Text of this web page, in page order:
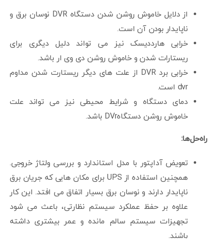
از دلایل خاموش روشن شدن دستگاه DVR نوسان برق و
ناپایدار بودن آن است.
خرابی هارددیسک نیز می تواند دلیل دیگری برای
ریستارات شدن و خاموش روشن دی وی ار باشد.
خرابی برد DVR از علت های دیگر ریستارت شدن مداوم
dvr است.
دمای دستگاه و شرایط محیطی نیز می تواند علت
خاموش روشن دستگاهDVr باشد.
راه‌حل‌ها:
تعویض آداپتور با مدل استاندارد و بررسی ولتاژ خروجی.
همچنین استفاده از UPS برای مکان هایی که جریان برق
ناپایدار دارند و نوسان برق بسیار اتفاق می افتد. این کار
علاوه بر حفظ عملکرد سیستم نظارتی، باعث می شود
تجهیزات سیستم سالم مانده و عمر بیشتری داشته
باشند.